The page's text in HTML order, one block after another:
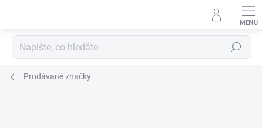
Hledat
Prodávané značky